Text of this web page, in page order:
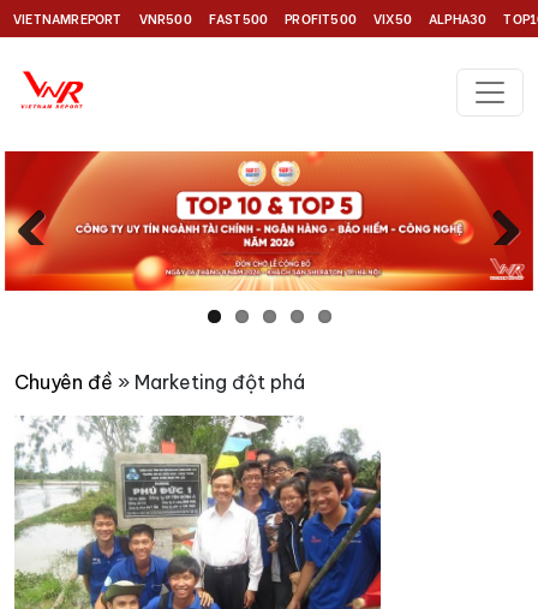
VIETNAMREPORT VNR500 FAST500 PROFIT500 VIX50 ALPHA30
Previous Next
Chuyên đề » Marketing đột phá